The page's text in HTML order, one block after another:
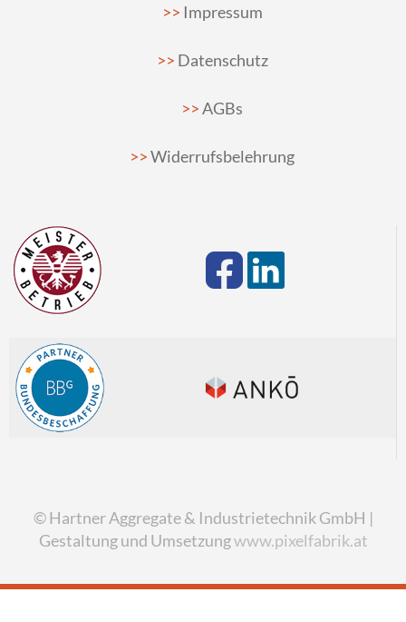
Impressum
Datenschutz
AGBs
Widerrufsbelehrung
© Hartner Aggregate & Industrietechnik GmbH |
Gestaltung und Umsetzungwww.pixelfabrik.at